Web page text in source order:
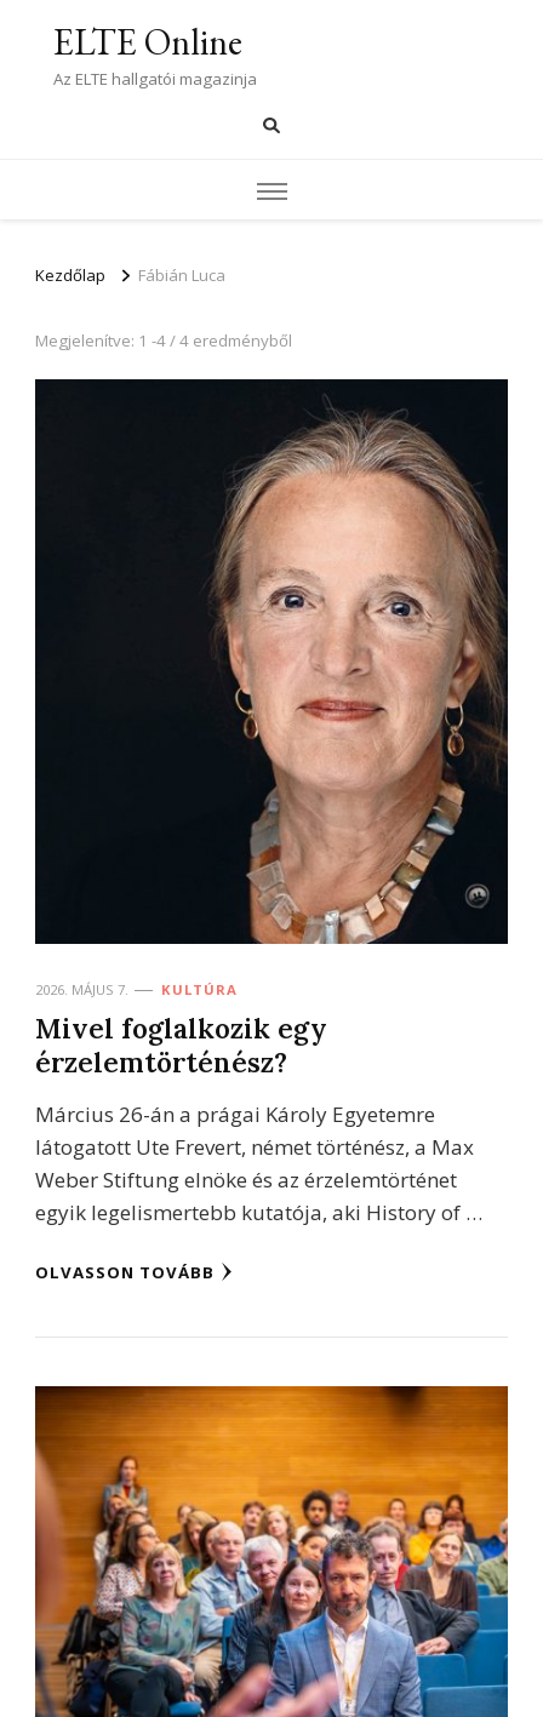
ELTE Online
Az ELTE hallgatói magazinja
Kezdőlap Fábián Luca
Megjelenítve: 1 -4 / 4 eredményből
2026. MÁJUS 7. KULTÚRA
Mivel foglalkozik egy
érzelemtörténész?
Március 26-án a prágai Károly Egyetemre
látogatott Ute Frevert, német történész, a Max
Weber Stiftung elnöke és az érzelemtörténet
egyik legelismertebb kutatója, aki History of …
OLVASSON TOVÁBB